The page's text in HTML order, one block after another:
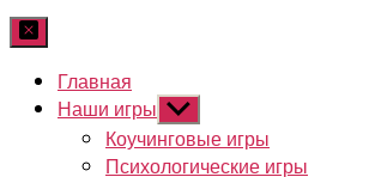
Главная
Наши игры Показывать
подменю
Коучинговые игры
Психологические игры